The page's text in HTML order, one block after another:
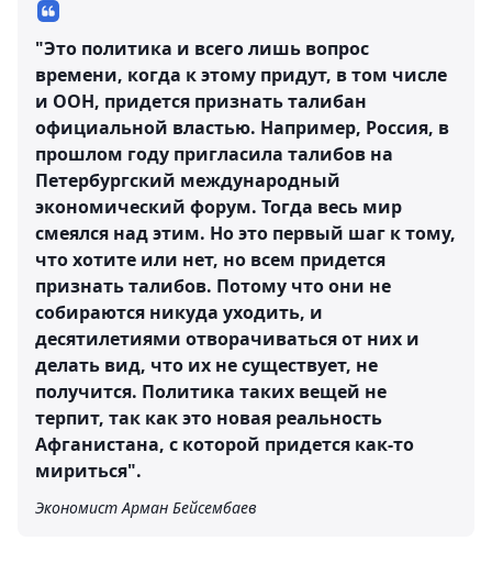
"Это политика и всего лишь вопрос
времени, когда к этому придут, в том числе
и ООН, придется признать талибан
официальной властью. Например, Россия, в
прошлом году пригласила талибов на
Петербургский международный
экономический форум. Тогда весь мир
смеялся над этим. Но это первый шаг к тому,
что хотите или нет, но всем придется
признать талибов. Потому что они не
собираются никуда уходить, и
десятилетиями отворачиваться от них и
делать вид, что их не существует, не
получится. Политика таких вещей не
терпит, так как это новая реальность
Афганистана, с которой придется как-то
мириться".
Экономист Арман Бейсембаев